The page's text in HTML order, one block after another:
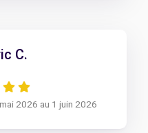
C.
2026 au 1 juin 2026